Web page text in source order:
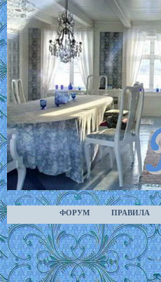
ФОРУМ ПРАВИЛА